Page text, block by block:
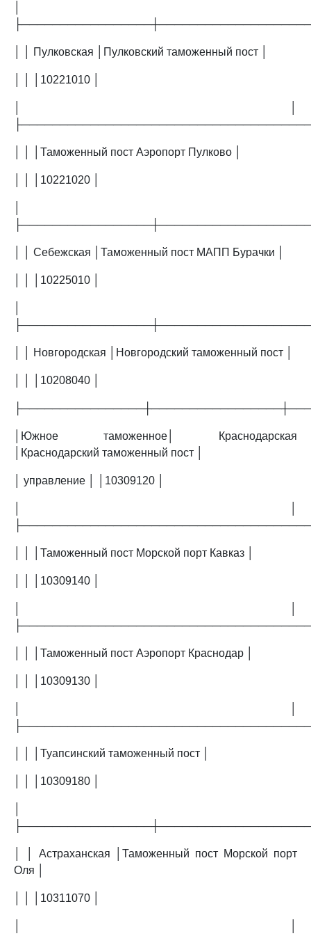
│ │ Пулковская │Пулковский таможенный пост │
│ │ │10221010 │
│ │ │Таможенный пост Аэропорт Пулково │
│ │ │10221020 │
│ │ Себежская │Таможенный пост МАПП Бурачки │
│ │ │10225010 │
│ │ Новгородская │Новгородский таможенный пост │
│ │ │10208040 │
│Южное таможенное│ Краснодарская
│Краснодарский таможенный пост │
│ управление │ │10309120 │
│ │ │Таможенный пост Морской порт Кавказ │
│ │ │10309140 │
│ │ │Таможенный пост Аэропорт Краснодар │
│ │ │10309130 │
│ │ │Туапсинский таможенный пост │
│ │ │10309180 │
│ │ Астраханская │Таможенный пост Морской порт
Оля │
│ │ │10311070 │